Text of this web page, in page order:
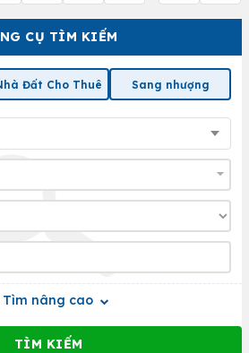
CỤ TÌM KIẾM
Đất Cho Thuê Sang nhượng
nâng cao